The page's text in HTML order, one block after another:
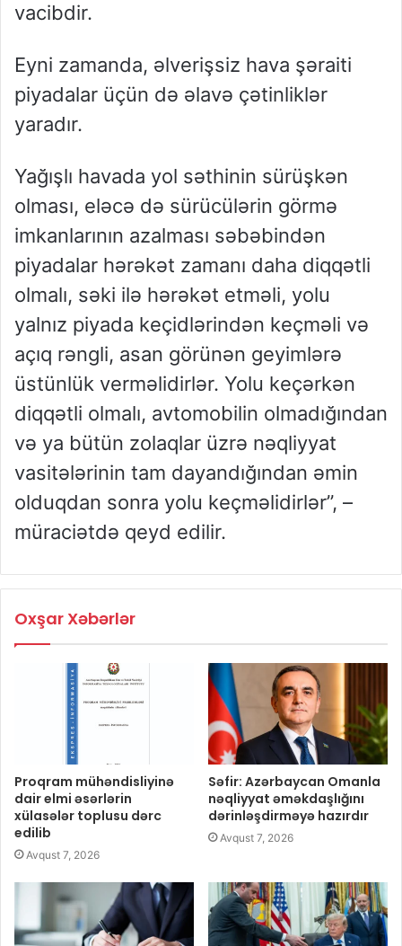
vacibdir.
Eyni zamanda, əlverişsiz hava şəraiti
piyadalar üçün də əlavə çətinliklər
yaradır.
Yağışlı havada yol səthinin sürüşkən
olması, eləcə də sürücülərin görmə
imkanlarının azalması səbəbindən
piyadalar hərəkət zamanı daha diqqətli
olmalı, səki ilə hərəkət etməli, yolu
yalnız piyada keçidlərindən keçməli və
açıq rəngli, asan görünən geyimlərə
üstünlük verməlidirlər. Yolu keçərkən
diqqətli olmalı, avtomobilin olmadığından
və ya bütün zolaqlar üzrə nəqliyyat
vasitələrinin tam dayandığından əmin
olduqdan sonra yolu keçməlidirlər”, –
müraciətdə qeyd edilir.
Oxşar Xəbərlər
Proqram mühəndisliyinə
dair elmi əsərlərin
xülasələr toplusu dərc
edilib
Avqust 7, 2026
Səfir: Azərbaycan Omanla
nəqliyyat əməkdaşlığını
dərinləşdirməyə hazırdır
Avqust 7, 2026